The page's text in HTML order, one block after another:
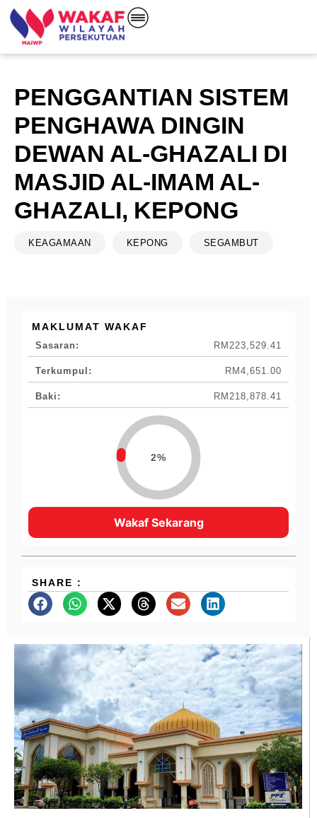
PENGGANTIAN SISTEM
PENGHAWA DINGIN
DEWAN AL-GHAZALI DI
MASJID AL-IMAM AL-
GHAZALI, KEPONG
KEAGAMAAN KEPONG SEGAMBUT
MAKLUMAT WAKAF
Sasaran: RM223,529.41
Terkumpul: RM4,651.00
Baki: RM218,878.41
2%
Wakaf Sekarang
SHARE :